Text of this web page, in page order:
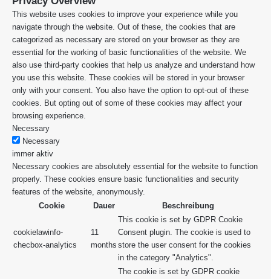
This website uses cookies to improve your experience while you
navigate through the website. Out of these, the cookies that are
categorized as necessary are stored on your browser as they are
essential for the working of basic functionalities of the website. We
also use third-party cookies that help us analyze and understand how
you use this website. These cookies will be stored in your browser
only with your consent. You also have the option to opt-out of these
cookies. But opting out of some of these cookies may affect your
browsing experience.
Necessary
Necessary
immer aktiv
Necessary cookies are absolutely essential for the website to function
properly. These cookies ensure basic functionalities and security
features of the website, anonymously.
Cookie
Dauer Beschreibung
cookielawinfo-
checbox-analytics
11
months
This cookie is set by GDPR Cookie
Consent plugin. The cookie is used to
store the user consent for the cookies
in the category "Analytics".
The cookie is set by GDPR cookie